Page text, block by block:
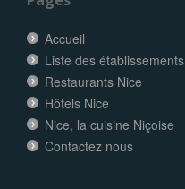
Accueil
Liste des établissements
Restaurants Nice
Hôtels Nice
Nice, la cuisine Niçoise
Contactez nous